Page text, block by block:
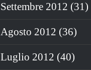
Settembre 2012 (31)
Agosto 2012 (36)
Luglio 2012 (40)